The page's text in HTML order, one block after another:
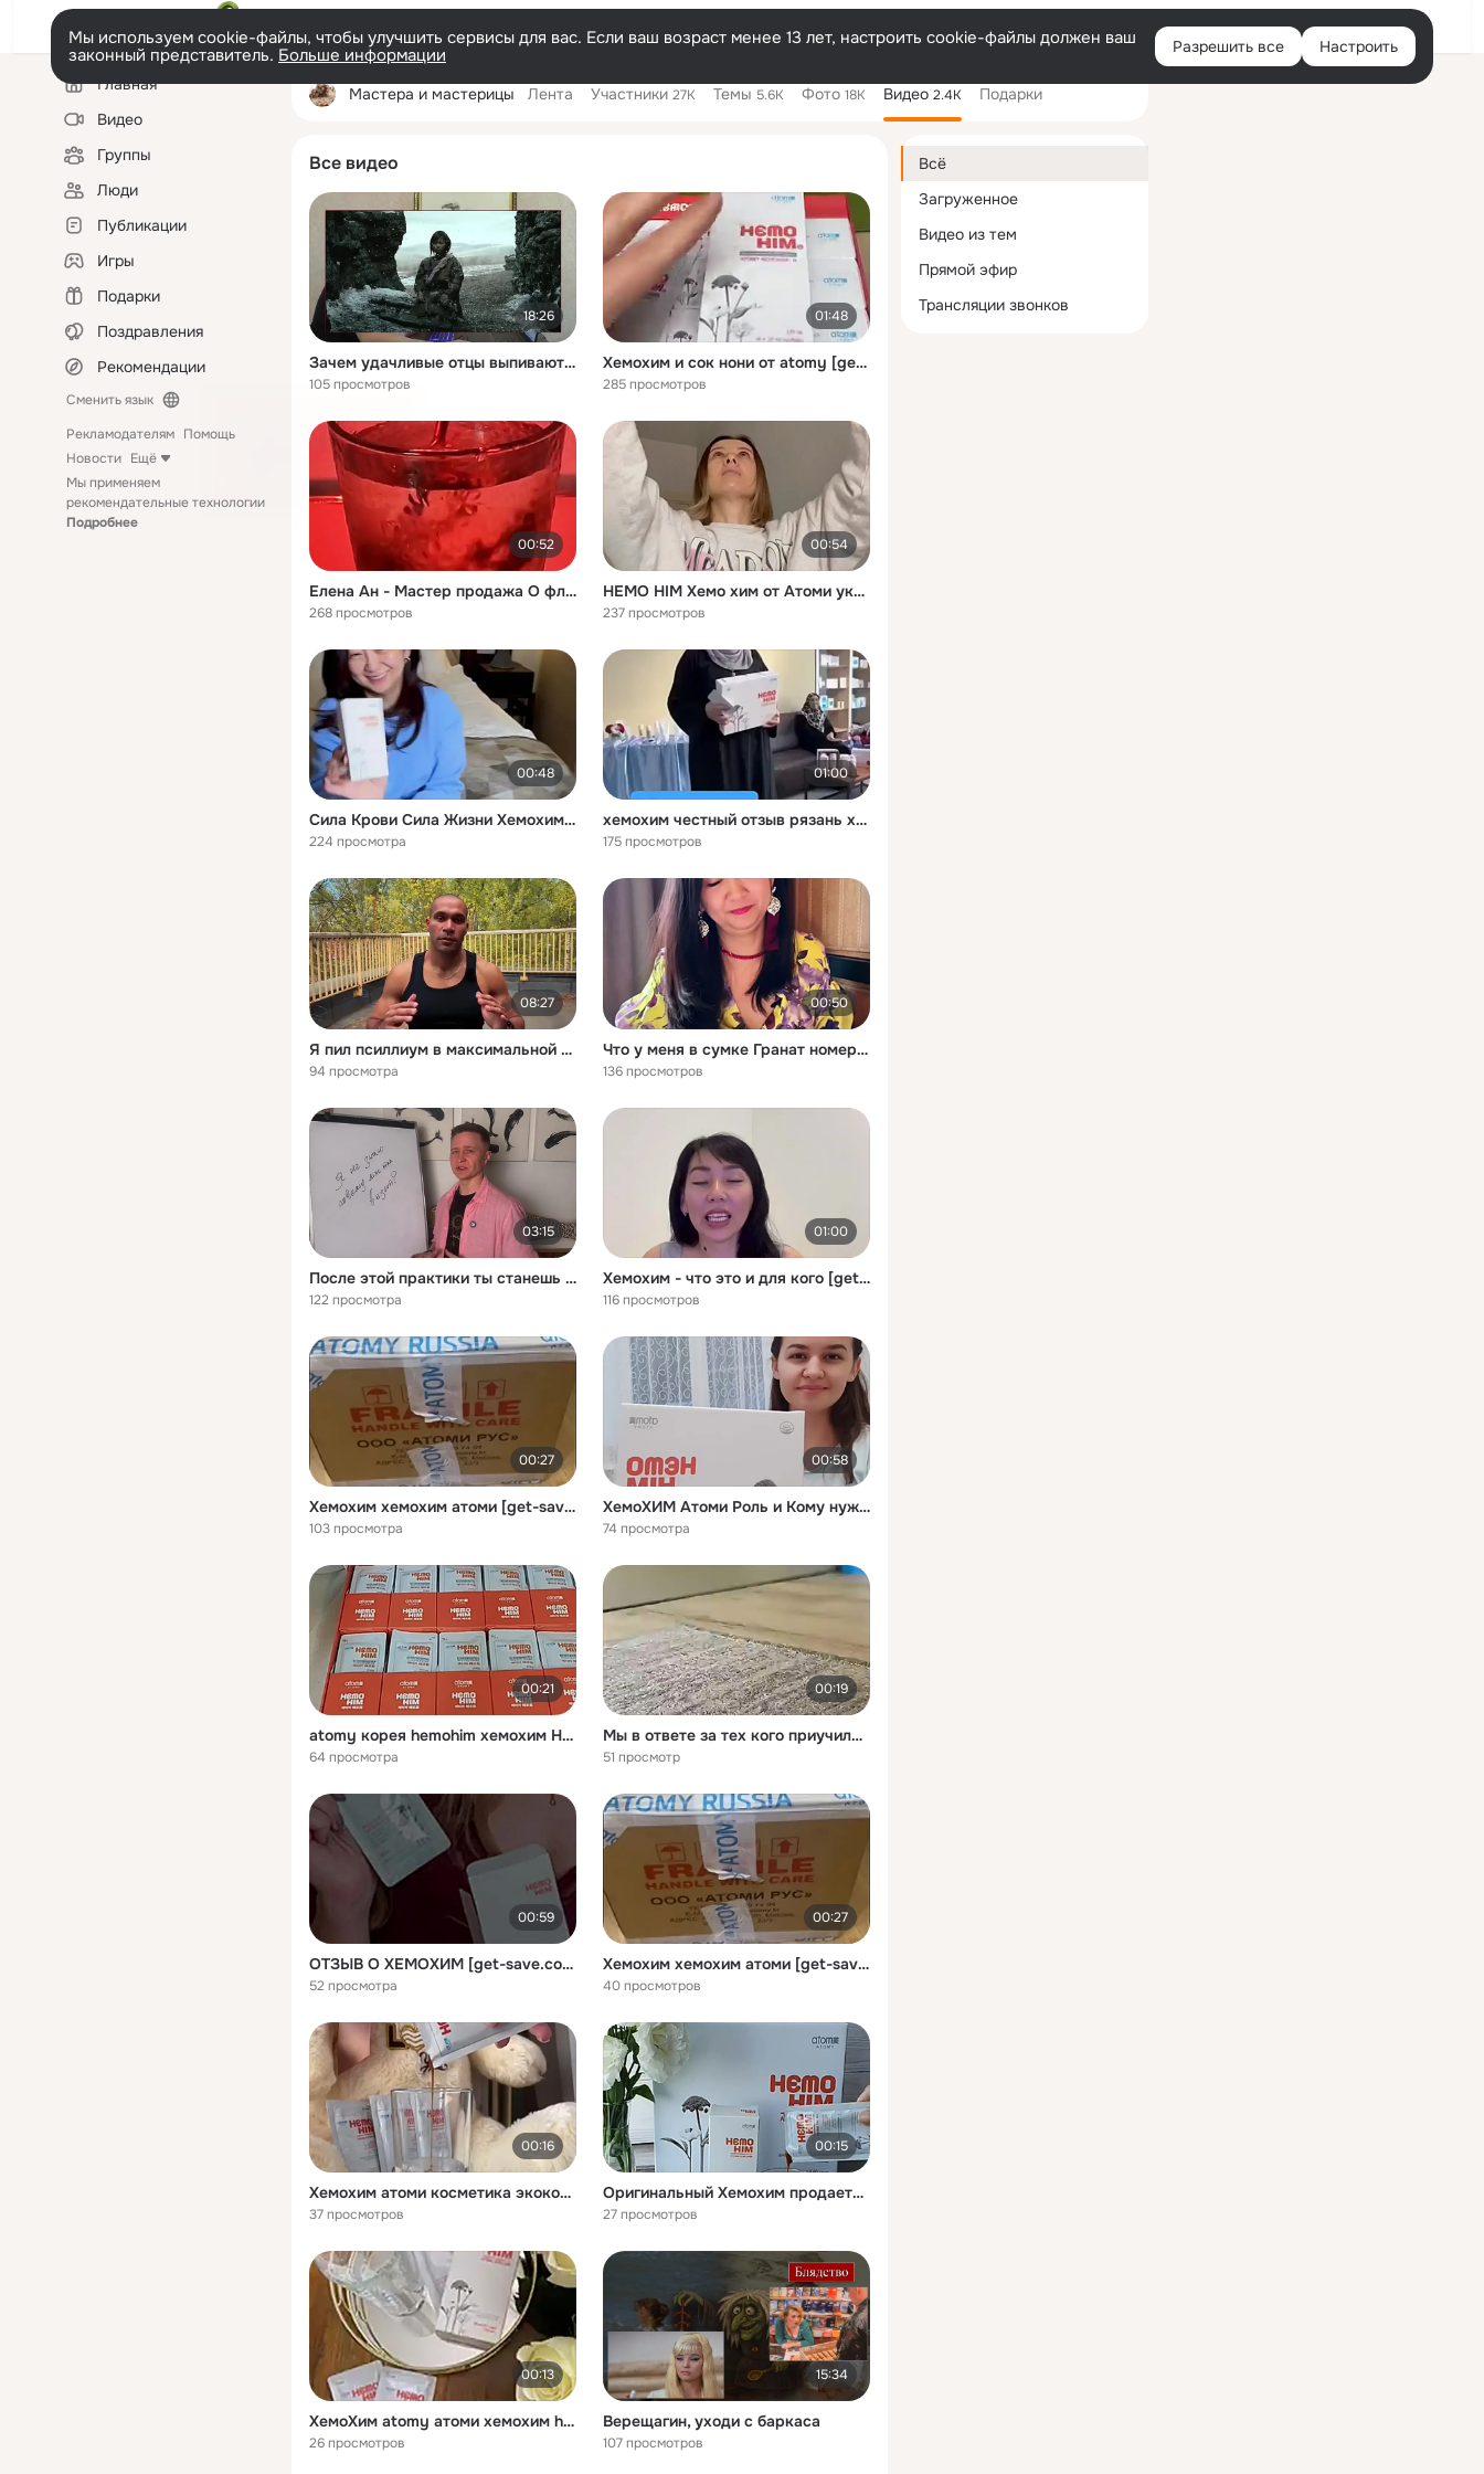
Войти
Мы используем cookie-файлы, чтобы улучшить сервисы для вас. Если ваш возраст менее 13 лет, настроить cookie-файлы должен ваш
законный представитель. Больше информации Разрешить все Настроить
Левая
колонкаГлавная
Видео
Группы
Люди
Публикации
Игры
Подарки
Поздравления
Рекомендации
Сменить язык
Рекламодателям Помощь
Новости Ещё
Мы применяем
рекомендательные технологии
Подробнее
Мастера и мастерицы Лента Участники 27K Темы 5.6K Фото 18K Видео 2.4K Подарки
Все видео
18:26
Зачем удачливые отцы выпивают отравленное молоко
105 просмотров
01:48
Хемохим и сок нони от atomy [get-save.com]
285 просмотров
00:52
Елена Ан - Мастер продажа О флагмане компании Атоми - Хемохим атоми atomy hemohim хемохим [get-save.com]
268 просмотров
00:54
HEMO HIM Хемо хим от Атоми укрепитьиммунитет атомипродукция хемохим hemohim атомикорея [get-save.com]
237 просмотров
00:48
Сила Крови Сила Жизни Хемохим shorts атоми хемохим hemohim бады корея бестселлер atomy [get-save.com]
224 просмотра
01:00
хемохим честный отзыв рязань хемохим отзывХемохим [get-save.com]
175 просмотров
08:27
Я пил псиллиум в максимальной дозировке 28 дней - но не ожидал такого [get-save.com]
94 просмотра
00:50
Что у меня в сумке Гранат номер 1 shorts чтовсумке сумка атоми whatinmybag взгляд гранат [get-save.com]
136 просмотров
03:15
После этой практики ты станешь неприлично везучим проверено [get-save.com] (1)
122 просмотра
01:00
Хемохим - что это и для кого [get-save.com]
116 просмотров
00:27
Хемохим хемохим атоми [get-save.com]
103 просмотра
00:58
ХемоХИМ Атоми Роль и Кому нужен Обзор ХХ атомипродукцияхемохиматоми [get-save.com]
74 просмотра
00:21
atomy корея hemohim хемохим НОВАЯ УПАКОВКА ХЕМОХИМ от Атоми [get-save.com]
64 просмотра
00:19
Мы в ответе за тех кого приучили 79165378161 расскажу подробнее хемохим кот забота [get-save.com]
51 просмотр
00:59
ОТЗЫВ О ХЕМОХИМ [get-save.com]
52 просмотра
00:27
Хемохим хемохим атоми [get-save.com] (1)
40 просмотров
00:16
Хемохим атоми косметика экокосметика бады хемохим атомикорейскаякосметика [get-save.com]
37 просмотров
00:15
Оригинальный Хемохим продается только на одном официальном сайте Атоми atomy хемохим [get-save.com]
27 просмотров
00:13
ХемоХим atomy атоми хемохим hemohim здоровьеикрасота корейскаякосметика атомиздоровье [get-save.com]
26 просмотров
15:34
Верещагин, уходи с баркаса
107 просмотров
Дополнительная
колонка
Всё
Загруженное
Видео из тем
Прямой эфир
Трансляции звонков